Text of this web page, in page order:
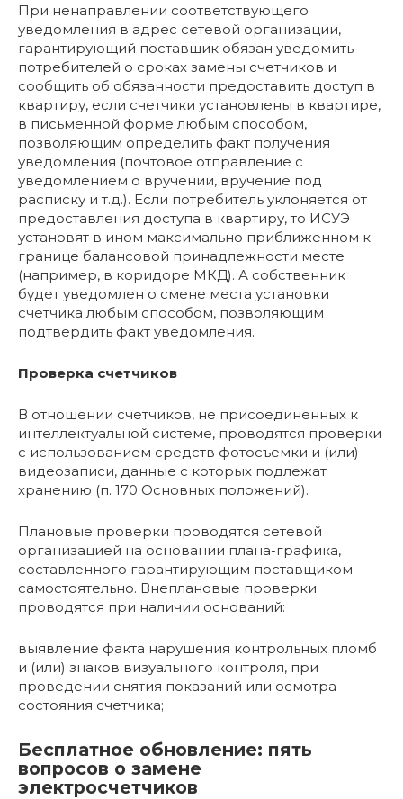
При ненаправлении соответствующего
уведомления в адрес сетевой организации,
гарантирующий поставщик обязан уведомить
потребителей о сроках замены счетчиков и
сообщить об обязанности предоставить доступ в
квартиру, если счетчики установлены в квартире,
в письменной форме любым способом,
позволяющим определить факт получения
уведомления (почтовое отправление с
уведомлением о вручении, вручение под
расписку и т.д.). Если потребитель уклоняется от
предоставления доступа в квартиру, то ИСУЭ
установят в ином максимально приближенном к
границе балансовой принадлежности месте
(например, в коридоре МКД). А собственник
будет уведомлен о смене места установки
счетчика любым способом, позволяющим
подтвердить факт уведомления.
Проверка счетчиков
В отношении счетчиков, не присоединенных к
интеллектуальной системе, проводятся проверки
с использованием средств фотосъемки и (или)
видеозаписи, данные с которых подлежат
хранению (п. 170 Основных положений).
Плановые проверки проводятся сетевой
организацией на основании плана-графика,
составленного гарантирующим поставщиком
самостоятельно. Внеплановые проверки
проводятся при наличии оснований:
выявление факта нарушения контрольных пломб
и (или) знаков визуального контроля, при
проведении снятия показаний или осмотра
состояния счетчика;
Бесплатное обновление: пять
вопросов о замене
электросчетчиков